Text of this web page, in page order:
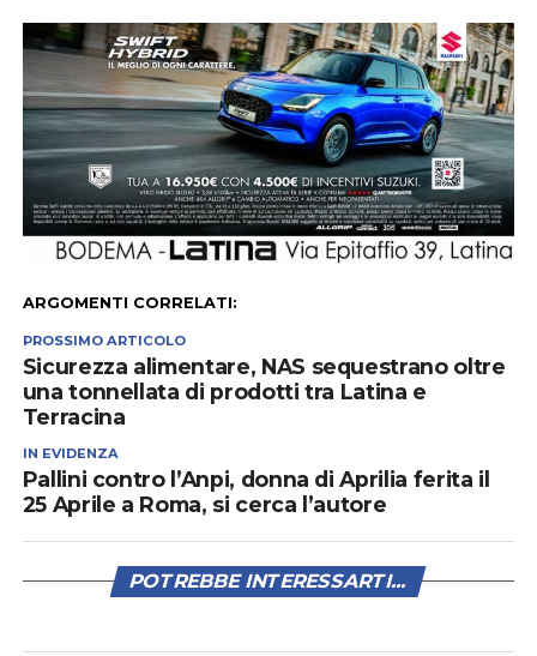
ARGOMENTI CORRELATI:
PROSSIMO ARTICOLO
Sicurezza alimentare, NAS sequestrano oltre
una tonnellata di prodotti tra Latina e
Terracina
IN EVIDENZA
Pallini contro l’Anpi, donna di Aprilia ferita il
25 Aprile a Roma, si cerca l’autore
POTREBBE INTERESSARTI...